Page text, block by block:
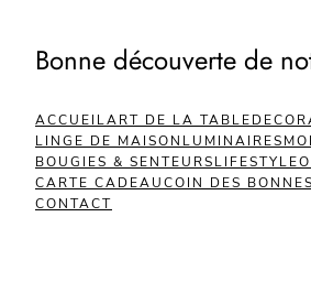
Bonne découverte de
ACCUEILART DE LA TABLE
LINGE DE MAISON LUMINAIRES
BOUGIES & SENTEURSLIFESTYLE
CARTE CADEAUCOIN DES
CONTACT